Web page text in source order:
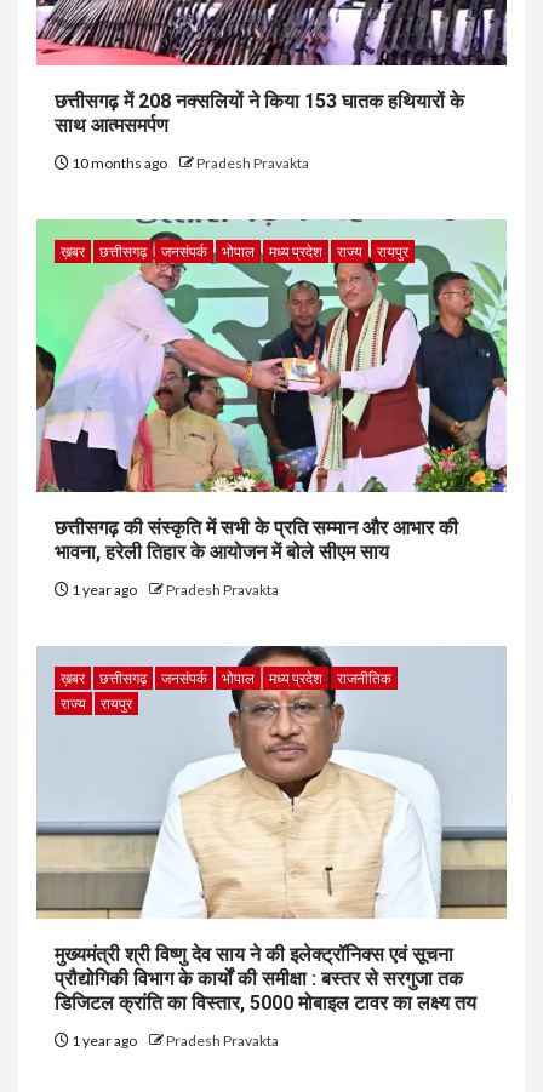
छत्तीसगढ़ में 208 नक्सलियों ने किया 153 घातक हथियारों के
साथ आत्मसमर्पण
10 months ago Pradesh Pravakta
ख़बर छत्तीसगढ़ जनसंपर्क भोपाल मध्य प्रदेश राज्य रायपुर
छत्तीसगढ़ की संस्कृति में सभी के प्रति सम्मान और आभार की
भावना, हरेली तिहार के आयोजन में बोले सीएम साय
1 year ago Pradesh Pravakta
ख़बर छत्तीसगढ़ जनसंपर्क भोपाल मध्य प्रदेश
राजनीतिक
राज्य
रायपुर
मुख्यमंत्री श्री विष्णु देव साय ने की इलेक्ट्रॉनिक्स एवं सूचना
प्रौद्योगिकी विभाग के कार्यों की समीक्षा : बस्तर से सरगुजा तक
डिजिटल क्रांति का विस्तार, 5000 मोबाइल टावर का लक्ष्य तय
1 year ago Pradesh Pravakta